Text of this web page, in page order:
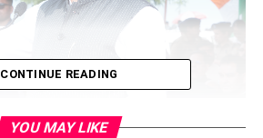
CONTINUE READING
YOU MAY LIKE